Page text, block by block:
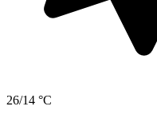
26/14 °C